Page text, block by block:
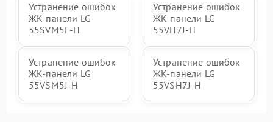
Устранение ошибок
ЖК-панели LG
55SVM5F-H
Устранение ошибок
ЖК-панели LG
55VH7J-H
Устранение ошибок
ЖК-панели LG
55VSM5J-H
Устранение ошибок
ЖК-панели LG
55VSH7J-H